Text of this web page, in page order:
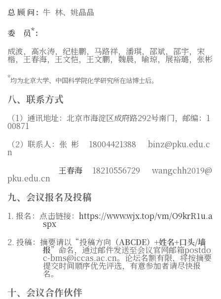
总 顾 问： 牛 林、姚晶晶
委
员*：
成波，高水涛，纪桂鹏，马路祥，潘琪，邵斌，邵宇，宋
楷，王春海，王文恺，王文鹏，魏晨，喻琼，展裕璐，张彬
*均为北京大学、中国科学院化学研究所在站博士后。
八、联系方式
（1）通讯地址：北京市海淀区成府路292号南门， 邮编： 1
00871
（2）联系人：张 彬 18004421388 binz@pku.edu.c
n
王春海 18210556729 wangchh2019@
pku.edu.cn
九、会议报名及投稿
1. 报名：点击链接： https://www.wjx.top/vm/O9krR1u.a
spx
2. 投稿：摘要请以“投稿方向 （ABCDE） +姓名+口头/墙
报”命名，通过邮件发送至会议官网邮箱postdo
c-bms@iccas.ac.cn。论坛名额有限，将按摘要
提交时间顺序优先评选，有意参加者请尽快报
名。
十、会议合作伙伴